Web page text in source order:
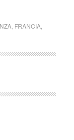
, FRANCIA,